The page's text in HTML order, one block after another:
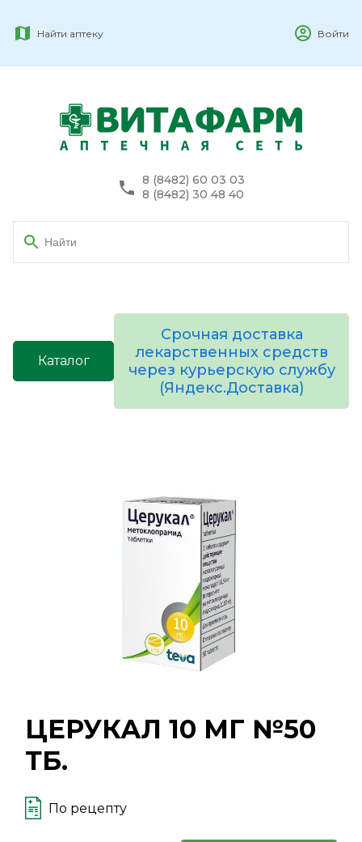
Найти аптеку Войти
8 (8482) 60 03 03
8 (8482) 30 48 40
Каталог
Срочная доставка
лекарственных средств
через курьерскую службу
(Яндекс.Доставка)
ЦЕРУКАЛ 10 МГ №50
ТБ.
По рецепту